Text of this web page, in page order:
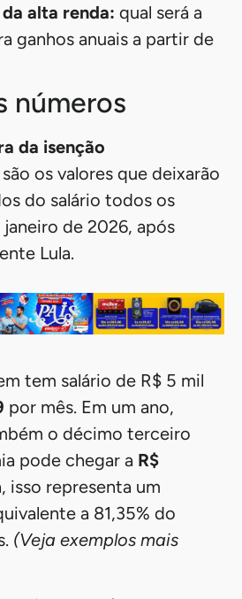
alta renda: qual será a
ganhos anuais a partir de
números
da isenção
os valores que deixarão
do salário todos os
de 2026, após
Lula.
tem salário de R$ 5 mil
por mês. Em um ano,
o décimo terceiro
pode chegar a R$
isso representa um
a 81,35% do
(Veja exemplos mais